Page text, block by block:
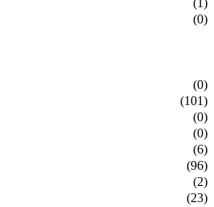
(1)
(0)
(0)
(101)
(0)
(0)
(6)
(96)
(2)
(23)